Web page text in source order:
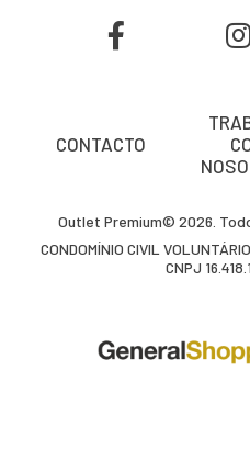
CONTACTO
Outlet Premium© 2026.
CONDOMÍNIO CIVIL
CNPJ